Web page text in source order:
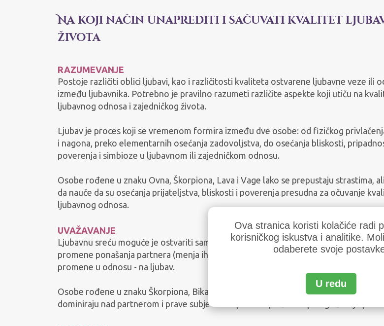
Na koji način unaprediti i sačuvati kvalitet
života
RAZUMEVANJE
Postoje različiti oblici ljubavi, kao i različitosti kvaliteta ostvarene ljubavne veze ili
između ljubavnika. Potrebno je pravilno razumeti različite aspekte koji utiču na
ljubavnog odnosa i zajedničkog života.
Ljubav je proces koji se vremenom formira između dve osobe: od fizičkog
i nagona, preko elementarnih osećanja zadovoljstva, do osećanja bliskosti,
poverenja i simbioze u ljubavnom ili zajedničkom odnosu.
Osobe rođene u znaku Ovna, Škorpiona, Lava i Vage lako se prepustaju strastima,
da nauče da su osećanja prijateljstva, bliskosti i poverenja presudna za očuvanje
ljubavnog odnosa.
UVAŽAVANJE
Ljubavnu sreću moguće je ostvariti samo kroz zajedničko prilagođavanje. Ljubav
promene ponašanja partnera (menja ih); partneri utiču jedno na drugo, kao što utiču i
promene u odnosu - na ljubav.
Osobe rođene u znaku Škorpiona, Bika, Lava, Strelca, Jarca i Riba imaju potrebu da
dominiraju nad partnerom i prave subjektivne procene; teško se prilagođavaju
Ova stranica koristi kolačiće radi
korisničkog iskustva i analitike.
odaberete svoje
U redu